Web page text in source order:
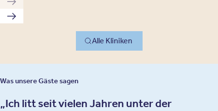
Vorherige Klinik
Nächste Klinik
Alle Kliniken
Was unsere Gäste sagen
Ich litt seit vielen Jahren unter der